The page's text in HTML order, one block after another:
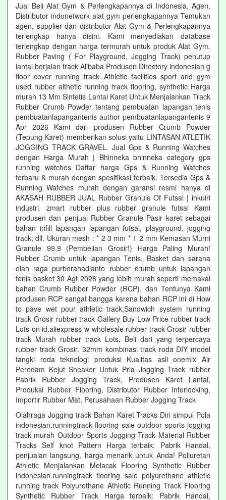
Jual Beli Alat Gym & Perlengkapannya di Indonesia, Agen,
Distributor indonetwork alat gym perlengkapannya Temukan
agen, supplier dan distributor Alat Gym & Perlengkapannya
terlengkap hanya disini. Kami menyediakan database
terlengkap dengan harga termurah untuk produk Alat Gym.
Rubber Paving ( For Playground, Jogging Track) penutup
lantai berjalan track Alibaba Produsen Directory indonesian g
floor cover running track Athletic facilities sport and gym
used rubber althetic running track flooring, synthetic Harga
murah 13 Mm Sintetis Lantai Karet Untuk Menjalankan Track
Rubber Crumb Powder tentang pembuatan lapangan tenis
pembuatanlapangantenis author pembuatanlapangantenis 9
Apr 2026 Kami dari produsen Rubber Crumb Powder
(Tepung Karet) memberikan solusi yaitu LINTASAN ATLETIK
JOGGING TRACK GRAVEL. Jual Gps & Running Watches
dengan Harga Murah | Bhinneka bhinneka category gps
running watches Daftar harga Gps & Running Watches
terbaru & murah dengan spesifikasi terbaik. Tersedia Gps &
Running Watches murah dengan garansi resmi hanya di
AKASAH RUBBER JUAL Rubber Granule Of Futsal | inkuiri
industri. zmart rubber plus rubber granule futsal Kami
produsen dan penjual Rubber Granule Pasir karet sebagai
bahan infill lapangan lapangan futsal, playground, jogging
track, dll. Ukuran mesh : * 2 3 mm * 1 2 mm Kemasan Murni
Granule 99,9 (Pembelian Grosir!) Harga Paling Murah!
Rubber Crumb untuk lapangan Tenis, Basket dan sarana
olah raga purborahadianto rubber crumb untuk lapangan
tenis basket 30 Agt 2026 yang lebih murah seperti memakai
bahan Crumb Rubber Powder (RCP). dan Tentunya Kami
produsen RCP sangat bangga karena bahan RCP ini di How
to pave wet pour athletic track,Sandwich system running
track Grosir rubber track Gallery Buy Low Price rubber track
Lots on id.aliexpress w wholesale rubber track Grosir rubber
track Murah rubber track Lots, Beli dari yang terpercaya
rubber track Grosir. 32mm kombinasi track roda DIY model
tangki roda teknologi produksi Kualitas asli onemix Air
Peredam Kejut Sneaker Untuk Pria Jogging Track rubber
Pabrik Rubber Jogging Track, Produsen Karet Lantai,
Produksi Rubber Flooring, Distributor Rubber Interlocking,
Importir Rubber Mat, Perusahaan Rubber Jogging Track
Olahraga Jogging track Bahan Karet Tracks Diri simpul Pola
indonesian.runningtrack flooring sale outdoor sports jogging
track murah Outdoor Sports Jogging Track Material Rubber
Tracks Self knot Pattern Harga terbaik: Pabrik Handal,
penjualan langsung, harga menarik untuk Anda! Poliuretan
Athletic Menjalankan Melacak Flooring Synthetic Rubber
indonesian.runningtrack flooring sale polyurethane athletic
running track Polyurethane Athletic Running Track Flooring
Synthetic Rubber Track Harga terbaik: Pabrik Handal,